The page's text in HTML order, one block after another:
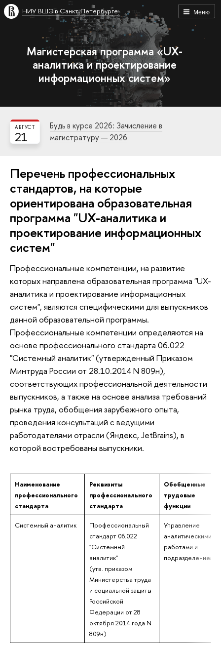
Меню
НИУ ВШЭ в Санкт-Петербурге
Магистерская программа «UX-
аналитика и проектирование
информационных систем»
21
АВГУСТ
Будь в курсе 2026: Зачисление в
магистратуру — 2026
Перечень профессиональных
стандартов, на которые
ориентирована образовательная
программа "UX-аналитика и
проектирование информационных
систем"
Профессиональные компетенции, на развитие
которых направлена образовательная программа "UX-
аналитика и проектирование информационных
систем", являются специфическими для выпускников
данной образовательной программы.
Профессиональные компетенции определяются на
основе профессионального стандарта 06.022
"Системный аналитик" (утвержденный Приказом
Минтруда России от 28.10.2014 N 809н),
соответствующих профессиональной деятельности
выпускников, а также на основе анализа требований
рынка труда, обобщения зарубежного опыта,
проведения консультаций с ведущими
работодателями отрасли (Яндекс, JetBrains), в
которой востребованы выпускники.
Наименование
профессионального
стандарта
Реквизиты
профессионального
стандарта
Обобщенные
трудовые
функции
Системный аналитик
Профессиональный
стандарт 06.022
"Системный
аналитик"
(утв. приказом
Министерстватруда
и социальной защиты
Российской
Федерации от 28
октября 2014 года N
809н)
Управление
аналитическими
работами и
подразделением